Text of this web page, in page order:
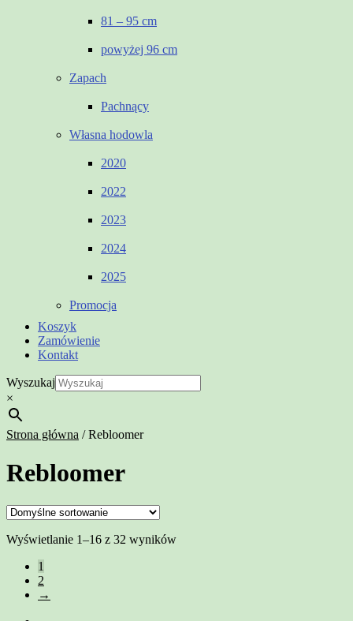
81 – 95 cm
powyżej 96 cm
Zapach
Pachnący
Własna hodowla
2020
2022
2023
2024
2025
Promocja
Koszyk
Zamówienie
Kontakt
Wyszukaj
×
Strona główna /Rebloomer
Rebloomer
Wyświetlanie 1–16 z 32 wyników
1
2
→